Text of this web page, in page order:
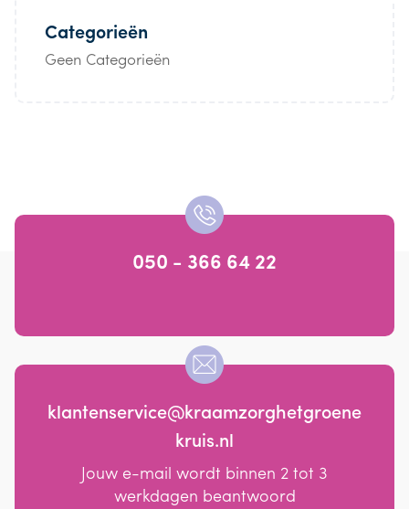
Categorieën
Geen Categorieën
050 - 366 64 22
klantenservice@kraamzorghetgroene
kruis.nl
Jouw e-mail wordt binnen 2 tot 3
werkdagen beantwoord